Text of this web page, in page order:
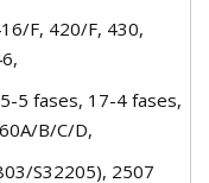
F, 420/F, 430,
5 fases, 17-4 fases,
B/C/D,
S32205), 2507